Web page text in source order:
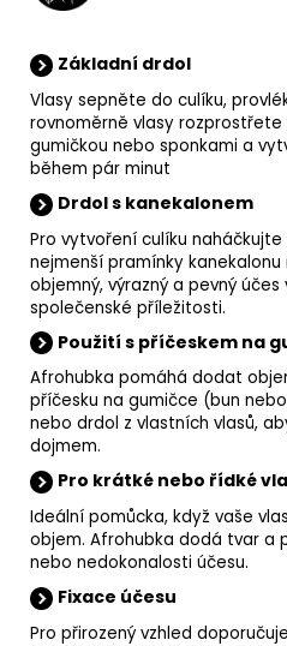
Základní drdol
Vlasy sepněte do culíku,
rovnoměrně vlasy
gumičkou nebo sponkami a
během pár minut
Drdol s kanekalonem
Pro vytvoření culíku naháčkujte
nejmenší pramínky kanekalonu
objemný, výrazný a pevný
společenské příležitosti.
Použití s příčeskem na
Afrohubka pomáhá dodat
příčesku na gumičce (bun
nebo drdol z vlastních vlasů,
dojmem.
Pro krátké nebo řídké
Ideální pomůcka, když vaše
objem. Afrohubka dodá tvar a
nebo nedokonalosti účesu.
Fixace účesu
Pro přirozený vzhled